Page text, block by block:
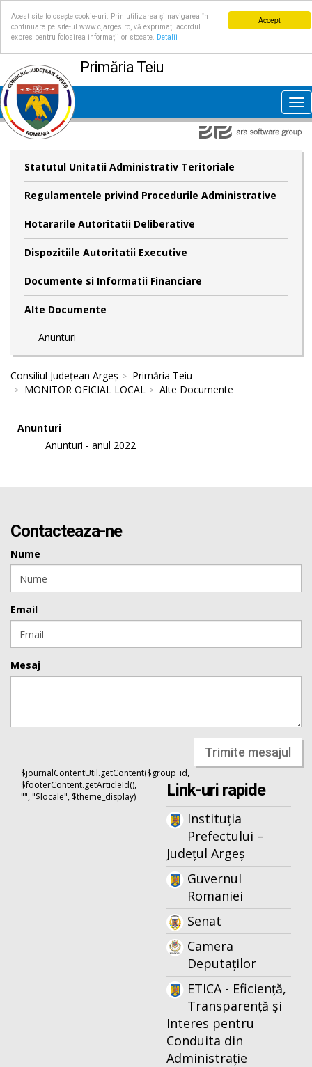
Accept
Acest site folosește cookie-uri. Prin utilizarea și navigarea în
continuare pe site-ul www.cjarges.ro, vă exprimați acordul
expres pentru folosirea informațiilor stocate.
Detalii
Primăria Teiu
Statutul Unitatii Administrativ Teritoriale
Regulamentele privind Procedurile Administrative
Hotararile Autoritatii Deliberative
Dispozitiile Autoritatii Executive
Documente si Informatii Financiare
Alte Documente
Anunturi
Consiliul Județean Argeș
Primăria Teiu
MONITOR OFICIAL LOCAL
Alte Documente
Anunturi
Anunturi - anul 2022
Contacteaza-ne
Nume
Email
Mesaj
Trimite mesajul
$journalContentUtil.getContent($group_id,
$footerContent.getArticleId(),
"", "$locale", $theme_display)
Link-uri rapide
Instituția
Prefectului –
Județul Argeș
Guvernul
Romaniei
Senat
Camera
Deputaților
ETICA - Eficiență,
Transparență și
Interes pentru
Conduita din
Administrație